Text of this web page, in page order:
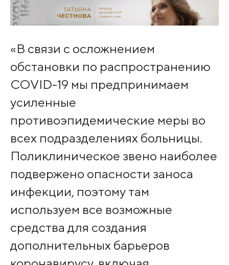
«В связи с осложнением
обстановки по распространению
COVID-19 мы предпринимаем
усиленные
противоэпидемические меры во
всех подразделениях больницы.
Поликлиническое звено наиболее
подвержено опасности заноса
инфекции, поэтому там
используем все возможные
средства для создания
дополнительных барьеров